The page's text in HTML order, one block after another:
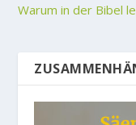
Warum in der Bibel